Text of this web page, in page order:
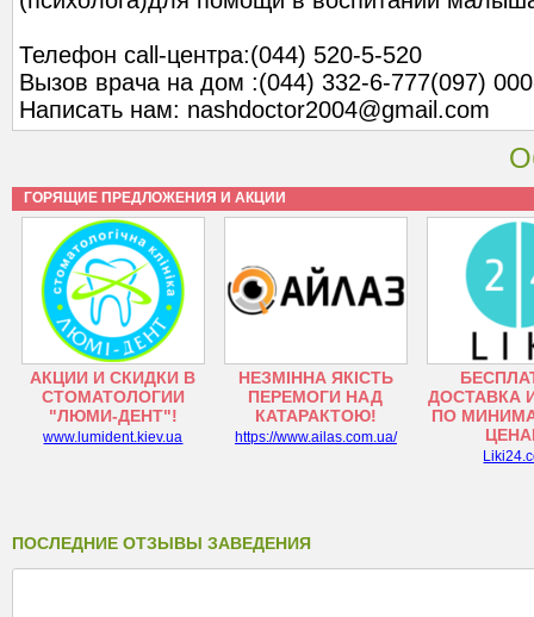
Телефон сall-центра:(044) 520-5-520
Вызов врача на дом :(044) 332-6-777(097)
Написать нам: nashdoctor2004@gmail.com
ГОРЯЩИЕ ПРЕДЛОЖЕНИЯ И АКЦИИ
АКЦИИ И СКИДКИ В
СТОМАТОЛОГИИ
"ЛЮМИ-ДЕНТ"!
www.lumident.kiev.ua
НЕЗМІННА ЯКІСТЬ
ПЕРЕМОГИ НАД
КАТАРАКТОЮ!
https://www.ailas.com.ua/
ДОСТАВКА
ПО
ПОСЛЕДНИЕ ОТЗЫВЫ ЗАВЕДЕНИЯ